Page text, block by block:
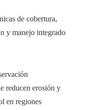
de cobertura,
y manejo integrado
reducen erosión y
en regiones